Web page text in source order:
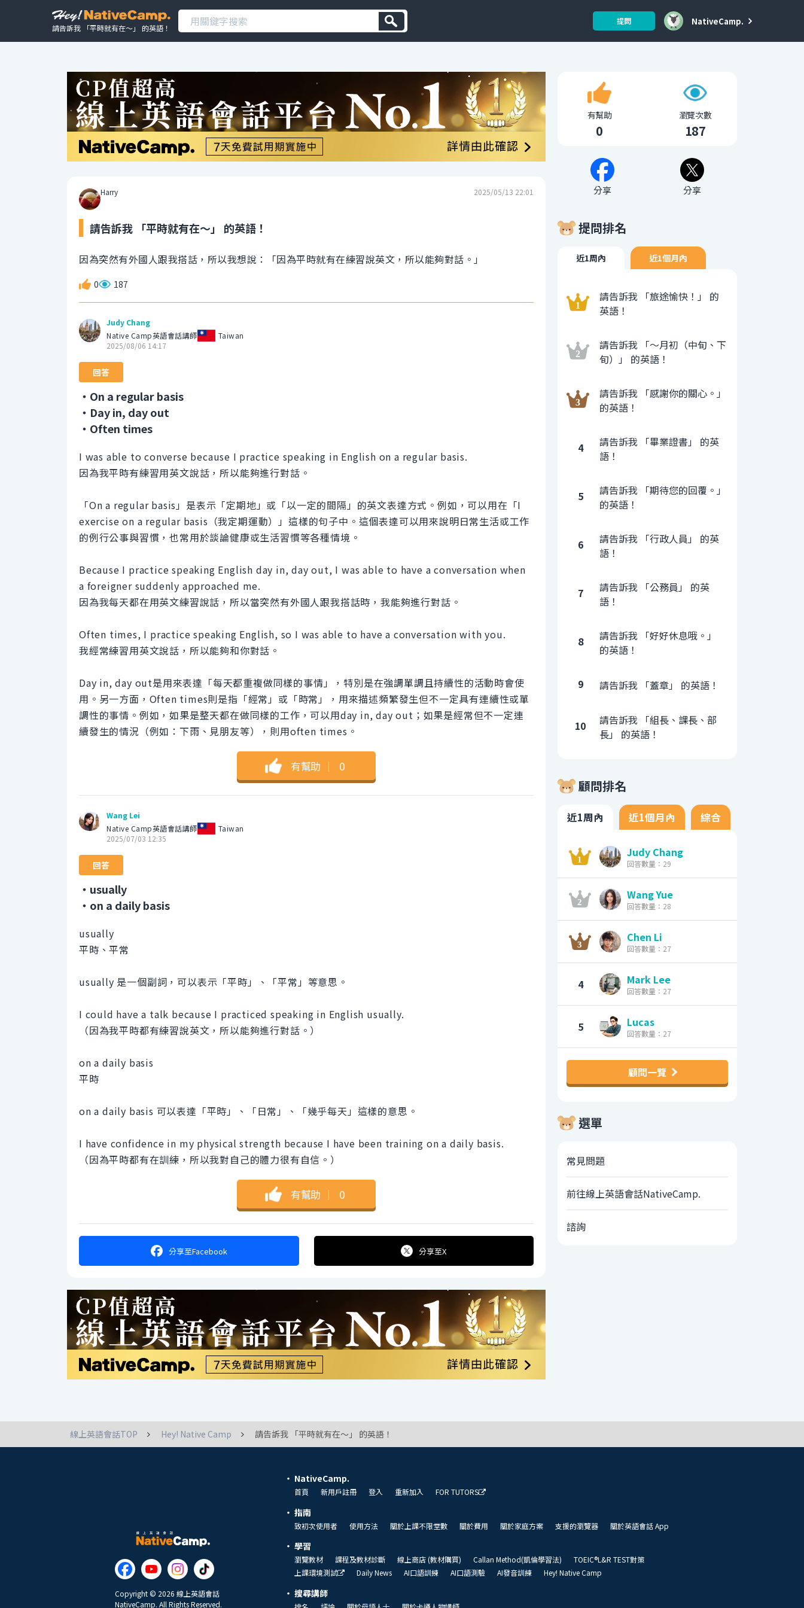
請告訴我 「平時就有在～」 的英語！
提問 NativeCamp.
Harry 2025/05/13 22:01
請告訴我 「平時就有在～」 的英語！
因為突然有外國人跟我搭話，所以我想說：「因為平時就有在練習說英文，所以能夠對話。」
0 187
Judy Chang
Native Camp英語會話講師
Taiwan
2025/08/06 14:17
回答
・On a regular basis
・Day in, day out
・Often times
I was able to converse because I practice speaking in English on a regular basis.
因為我平時有練習用英文說話，所以能夠進行對話。
「On a regular basis」是表示「定期地」或「以一定的間隔」的英文表達方式。例如，可以用在「I
exercise on a regular basis（我定期運動）」這樣的句子中。這個表達可以用來說明日常生活或工作
的例行公事與習慣，也常用於談論健康或生活習慣等各種情境。
Because I practice speaking English day in, day out, I was able to have a conversation when
a foreigner suddenly approached me.
因為我每天都在用英文練習說話，所以當突然有外國人跟我搭話時，我能夠進行對話。
Often times, I practice speaking English, so I was able to have a conversation with you.
我經常練習用英文說話，所以能夠和你對話。
Day in, day out是用來表達「每天都重複做同樣的事情」，特別是在強調單調且持續性的活動時會使
用。另一方面，Often times則是指「經常」或「時常」，用來描述頻繁發生但不一定具有連續性或單
調性的事情。例如，如果是整天都在做同樣的工作，可以用day in, day out；如果是經常但不一定連
續發生的情況（例如：下雨、見朋友等），則用often times。
有幫助 ｜ 0
Wang Lei
Native Camp英語會話講師
Taiwan
2025/07/03 12:35
回答
・usually
・on a daily basis
usually
平時、平常
usually 是一個副詞，可以表示「平時」、「平常」等意思。
I could have a talk because I practiced speaking in English usually.
（因為我平時都有練習說英文，所以能夠進行對話。）
on a daily basis
平時
on a daily basis 可以表達「平時」、「日常」、「幾乎每天」這樣的意思。
I have confidence in my physical strength because I have been training on a daily basis.
（因為平時都有在訓練，所以我對自己的體力很有自信。）
有幫助 ｜ 0
分享至Facebook 分享至X
有幫助
0
瀏覽次數
187
分享 分享
提問排名
近1周內 近1個月內
請告訴我 「旅途愉快！」 的
英語！
請告訴我 「〜月初（中旬、下
旬）」 的英語！
請告訴我 「感謝你的關心。」
的英語！
4
請告訴我 「畢業證書」 的英
語！
5
請告訴我 「期待您的回覆。」
的英語！
6
請告訴我 「行政人員」 的英
語！
7
請告訴我 「公務員」 的英
語！
8
請告訴我 「好好休息哦。」
的英語！
9 請告訴我 「蓋章」 的英語！
10
請告訴我 「組長、課長、部
長」 的英語！
顧問排名
近1周內 近1個月內 綜合
Judy Chang
回答數量：29
Wang Yue
回答數量：28
Chen Li
回答數量：27
4 Mark Lee
回答數量：27
5 Lucas
回答數量：27
顧問一覽
選單
常見問題
前往線上英語會話NativeCamp.
諮詢
線上英語會話TOP Hey! Native Camp 請告訴我 「平時就有在～」 的英語！
Copyright © 2026 線上英語會話
NativeCamp. All Rights Reserved.
NativeCamp.
首頁 新用戶註冊 登入 重新加入 FOR TUTORS
指南
致初次使用者 使用方法 關於上課不限堂數 關於費用 關於家庭方案 支援的瀏覽器 關於英語會話 App
學習
瀏覽教材 課程及教材診斷 線上商店 (教材購買) Callan Method(凱倫學習法)
TOEIC®L&R TEST對策
上課環境測試
Daily News AI口語訓練 AI口語測驗 AI發音訓練 Hey! Native Camp
搜尋講師